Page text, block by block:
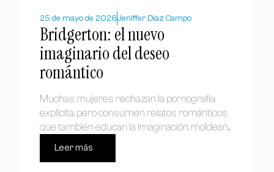
25 de mayo de 2026Jeniffer Díaz Campo
Bridgerton: el nuevo
imaginario del deseo
romántico
Muchas mujeres rechazan la pornografía
explícita, pero consumen relatos románticos
que también educan la imaginación, moldean...
Leer más